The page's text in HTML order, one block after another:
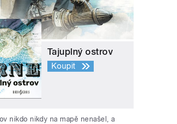
Tajuplný ostrov
Koupit
nikdo nikdy na mapě nenašel, a